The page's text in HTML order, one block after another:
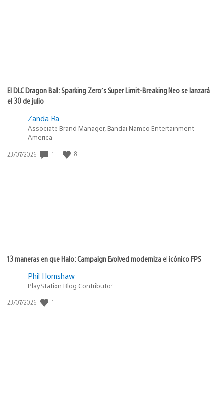
El DLC Dragon Ball: Sparking Zero’s Super Limit-Breaking Neo se lanzará
el 30 de julio
Zanda Ra
Associate Brand Manager, Bandai Namco Entertainment
America
Fecha
23/07/2026 1 8
13 maneras en que Halo: Campaign Evolved moderniza el icónico FPS
Phil Hornshaw
PlayStation Blog Contributor
Fecha
23/07/2026 1